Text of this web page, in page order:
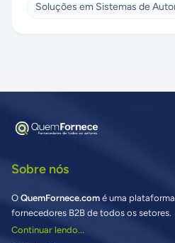
Soluções em Sistemas de
Sobre nós
O QuemFornece.com é uma
fornecedores B2B de todos os setores.
Continuar lendo...